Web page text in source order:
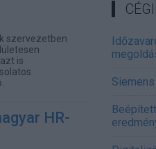
szervezetben
is
HR-